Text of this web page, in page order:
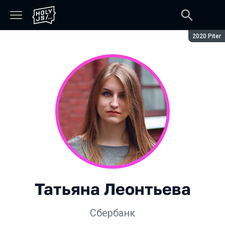
Сезон:
2020 Piter
Татьяна Леонтьева
Сбербанк